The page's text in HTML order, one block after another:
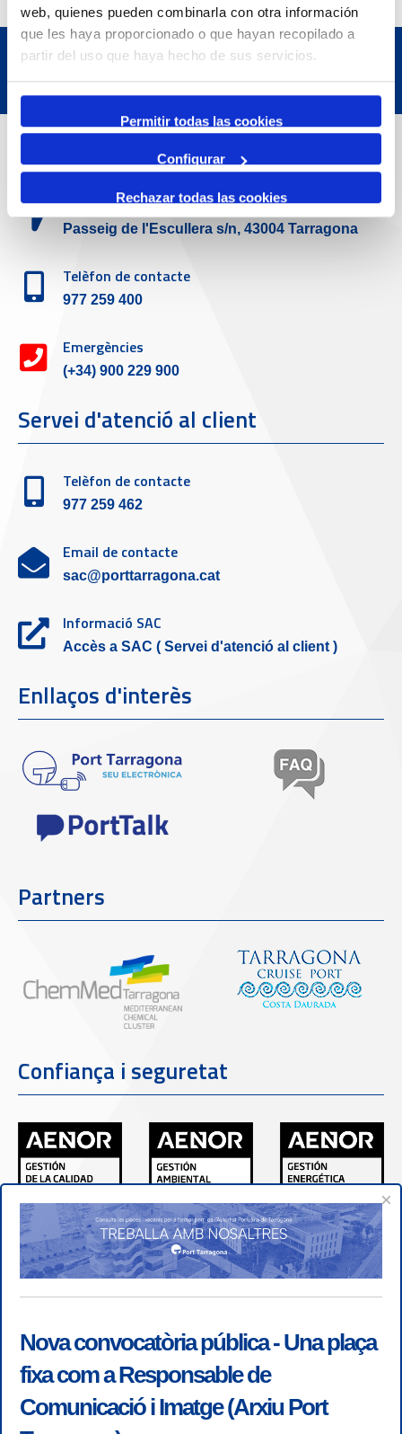
web, quienes pueden combinarla con otra información
que les haya proporcionado o que hayan recopilado a
partir del uso que haya hecho de sus servicios.
Permitir todas las cookies
Configurar
Rechazar todas las cookies
Dades de Contacte
Adreça
Passeig de l'Escullera s/n, 43004 Tarragona
Telèfon de contacte
977 259 400
Emergències
(+34) 900 229 900
Servei d'atenció al client
Telèfon de contacte
977 259 462
Email de contacte
sac@porttarragona.cat
Informació SAC
Accès a SAC ( Servei d'atenció al client )
Enllaços d'interès
Partners
Confiança i seguretat
×
Nova convocatòria pública - Una plaça
fixa com a Responsable de
Comunicació i Imatge (Arxiu Port